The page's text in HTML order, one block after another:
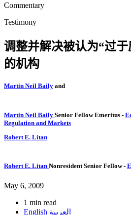
Commentary
Testimony
调整并解决被认为“过
的机构
Martin Neil Baily and
Martin Neil Baily Senior Fellow Emeritus -
Regulation and Markets
Robert E. Litan
Robert E. Litan Nonresident Senior Fellow-
May 6, 2009
1 min read
English العربية